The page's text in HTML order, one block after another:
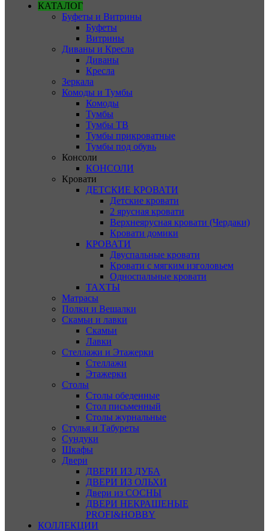
КАТАЛОГ
Буфеты и Витрины
Буфеты
Витрины
Диваны и Кресла
Диваны
Кресла
Зеркала
Комоды и Тумбы
Комоды
Тумбы
Тумбы ТВ
Тумбы прикроватные
Тумбы под обувь
Консоли
КОНСОЛИ
Кровати
ДЕТСКИЕ КРОВАТИ
Детские кровати
2 ярусная кровати
Верхнеярусная кровати (Чердаки)
Кровати домики
КРОВАТИ
Двуспальные кровати
Кровати с мягким изголовьем
Односпальные кровати
ТАХТЫ
Матрасы
Полки и Вешалки
Скамьи и лавки
Скамьи
Лавки
Стеллажи и Этажерки
Стеллажи
Этажерки
Столы
Столы обеденные
Стол письменный
Столы журнальные
Стулья и Табуреты
Сундуки
Шкафы
Двери
ДВЕРИ ИЗ ДУБА
ДВЕРИ ИЗ ОЛЬХИ
Двери из СОСНЫ
ДВЕРИ НЕКРАШЕНЫЕ
PROFI&HOBBY
КОЛЛЕКЦИИ